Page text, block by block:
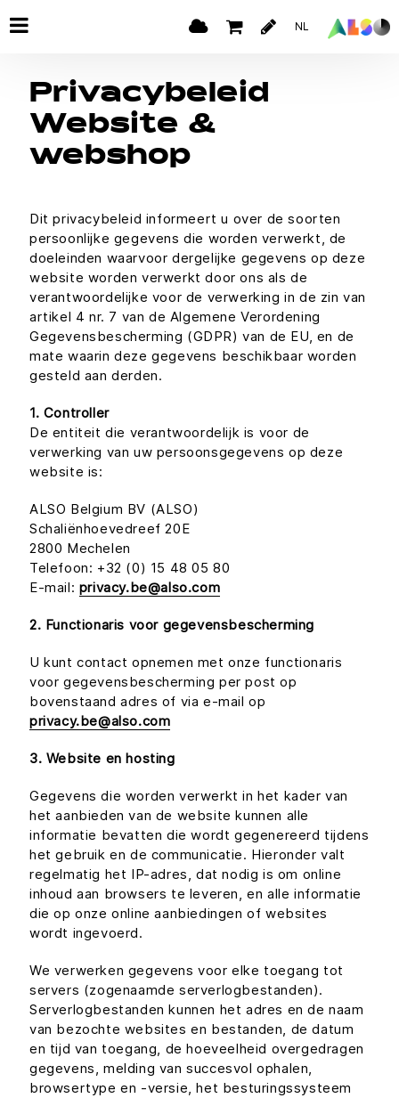
NL
Privacybeleid
Website &
webshop
Dit privacybeleid informeert u over de soorten
persoonlijke gegevens die worden verwerkt, de
doeleinden waarvoor dergelijke gegevens op deze
website worden verwerkt door ons als de
verantwoordelijke voor de verwerking in de zin van
artikel 4 nr. 7 van de Algemene Verordening
Gegevensbescherming (GDPR) van de EU, en de
mate waarin deze gegevens beschikbaar worden
gesteld aan derden.
1. Controller
De entiteit die verantwoordelijk is voor de
verwerking van uw persoonsgegevens op deze
website is:
ALSO Belgium BV (ALSO)
Schaliënhoevedreef 20E
2800 Mechelen
Telefoon: +32 (0) 15 48 05 80
E-mail: privacy.be@also.com
2. Functionaris voor gegevensbescherming
U kunt contact opnemen met onze functionaris
voor gegevensbescherming per post op
bovenstaand adres of via e-mail op
privacy.be@also.com
3. Website en hosting
Gegevens die worden verwerkt in het kader van
het aanbieden van de website kunnen alle
informatie bevatten die wordt gegenereerd tijdens
het gebruik en de communicatie. Hieronder valt
regelmatig het IP-adres, dat nodig is om online
inhoud aan browsers te leveren, en alle informatie
die op onze online aanbiedingen of websites
wordt ingevoerd.
We verwerken gegevens voor elke toegang tot
servers (zogenaamde serverlogbestanden).
Serverlogbestanden kunnen het adres en de naam
van bezochte websites en bestanden, de datum
en tijd van toegang, de hoeveelheid overgedragen
gegevens, melding van succesvol ophalen,
browsertype en -versie, het besturingssysteem